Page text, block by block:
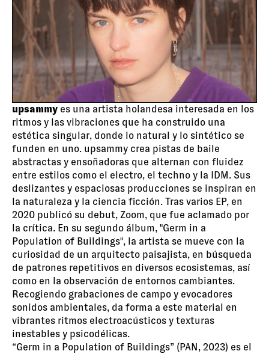
upsammy es una artista holandesa interesada en los
ritmos y las vibraciones que ha construido una
estética singular, donde lo natural y lo sintético se
funden en uno. upsammy crea pistas de baile
abstractas y ensoñadoras que alternan con fluidez
entre estilos como el electro, el techno y la IDM. Sus
deslizantes y espaciosas producciones se inspiran en
la naturaleza y la ciencia ficción. Tras varios EP, en
2020 publicó su debut, Zoom, que fue aclamado por
la crítica. En su segundo álbum, "Germ in a
Population of Buildings", la artista se mueve con la
curiosidad de un arquitecto paisajista, en búsqueda
de patrones repetitivos en diversos ecosistemas, así
como en la observación de entornos cambiantes.
Recogiendo grabaciones de campo y evocadores
sonidos ambientales, da forma a este material en
vibrantes ritmos electroacústicos y texturas
inestables y psicodélicas.
“Germ in a Population of Buildings” (PAN, 2023) es el